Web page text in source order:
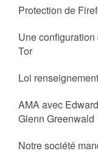
Protection de
Une configuration
Tor
Loi renseignement
AMA avec
Glenn Greenwald
Notre société